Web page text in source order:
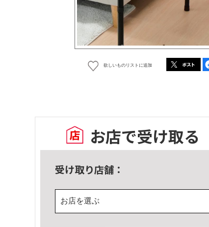
欲しいものリストに追加
お店で受け取る
受け取り店舗：
お店を選ぶ